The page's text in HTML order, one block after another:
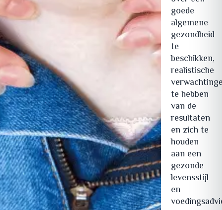
goede
algemene
gezondheid
te
beschikken,
realistische
te hebben
van de
resultaten
en zich te
houden
aan een
gezonde
levensstijl
en